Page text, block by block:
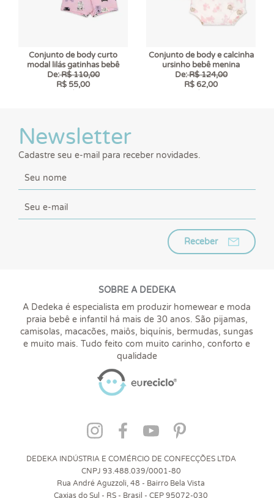
Conjunto de body curto
modal lilás gatinhas bebê
De:R$ 110,00
R$ 55,00
Conjunto de body e calcinha
ursinho bebê menina
De:R$ 124,00
R$ 62,00
Newsletter
Cadastre seu e-mail para receber novidades.
Receber
SOBRE A DEDEKA
A Dedeka é especialista em produzir homewear e moda
praia bebê e infantil há mais de 30 anos. São pijamas,
camisolas, macacões, maiôs, biquínis, bermudas, sungas
e muito mais. Tudo feito com muito carinho, conforto e
qualidade
DEDEKA INDÚSTRIA E COMÉRCIO DE CONFECÇÕES LTDA
CNPJ 93.488.039/0001-80
Rua André Aguzzoli, 48 - Bairro Bela Vista
Caxias do Sul - RS - Brasil - CEP 95072-030